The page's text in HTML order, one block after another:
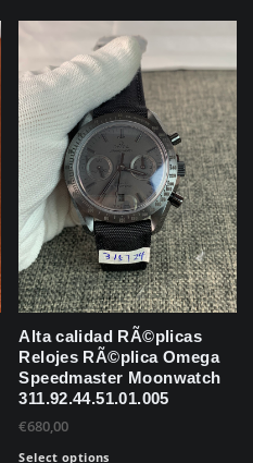
Alta calidad RÃ©plicas
Relojes RÃ©plica Omega
Speedmaster Moonwatch
311.92.44.51.01.005
€680,00
Select options